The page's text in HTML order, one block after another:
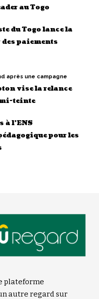
au Togo
du Togo lance la
des paiements
après une campagne
vise la relance
teinte
l’ENS
pour les
plateforme
autre regard sur